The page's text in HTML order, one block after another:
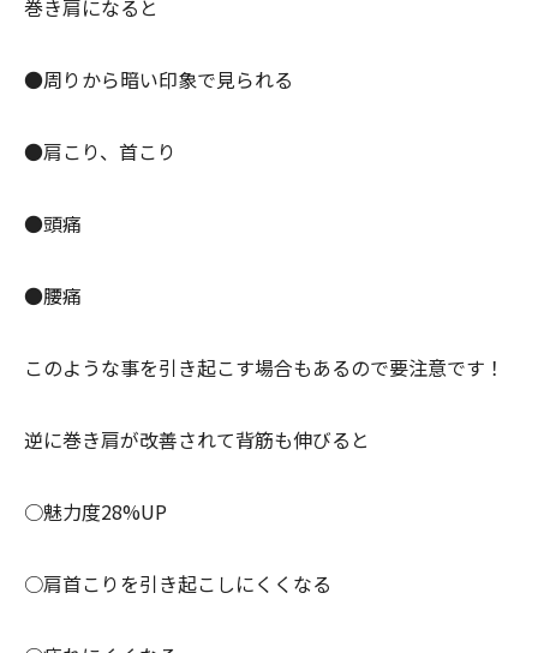
巻き肩になると
●周りから暗い印象で見られる
●肩こり、首こり
●頭痛
●腰痛
このような事を引き起こす場合もあるので要注意です！
逆に巻き肩が改善されて背筋も伸びると
○魅力度28%UP
○肩首こりを引き起こしにくくなる